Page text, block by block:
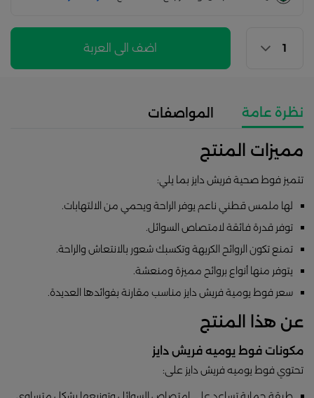
اضف الى العربة
نظرة عامة المواصفات
مميزات المنتج
تتميز فوط صحية فريش دايز بما يلي:
لها ملمس قطني ناعم يوفر الراحة ويحمي من الالتهابات.
توفر قدرة فائقة لامتصاص السوائل.
تمنع تكون الروائح الكريهة وتكسبك شعور بالانتعاش والراحة.
يتوفر منها أنواع بروائح مميزة ومنعشة.
سعر فوط يومية فريش دايز مناسب مقارنة بفوائدها العديدة.
عن هذا المنتج
مكونات فوط يوميه فريش دايز
تحتوي فوط يوميه فريش دايز على: